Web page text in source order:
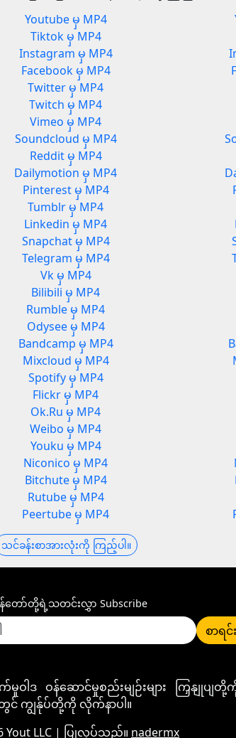
Youtube မှ MP4
Tiktok မှ MP4
Instagram မှ MP4
Facebook မှ MP4
Twitter မှ MP4
Twitch မှ MP4
Vimeo မှ MP4
Soundcloud မှ MP4
Reddit မှ MP4
Dailymotion မှ MP4
Pinterest မှ MP4
Tumblr မှ MP4
Linkedin မှ MP4
Snapchat မှ MP4
Telegram မှ MP4
Vk မှ MP4
Bilibili မှ MP4
Rumble မှ MP4
Odysee မှ MP4
Bandcamp မှ MP4
Mixcloud မှ MP4
Spotify မှ MP4
Flickr မှ MP4
Ok.Ru မှ MP4
Weibo မှ MP4
Youku မှ MP4
Niconico မှ MP4
Bitchute မှ MP4
Rutube မှ MP4
Peertube မှ MP4
သင်ခန်းစာအားလုံးကို ကြည့်ပါ။
တော်တို့ရဲ့သတင်းလွှာ Subscribe
စာရင်
ဝါဒ ဝန်ဆောင်မှုစည်းမျဉ်းများ ကြှနျုပျ
င် ကျွန်ုပ်တို့ကို လိုက်နာပါ။
Yout LLC | ပြုလုပ်သည်။ nadermx